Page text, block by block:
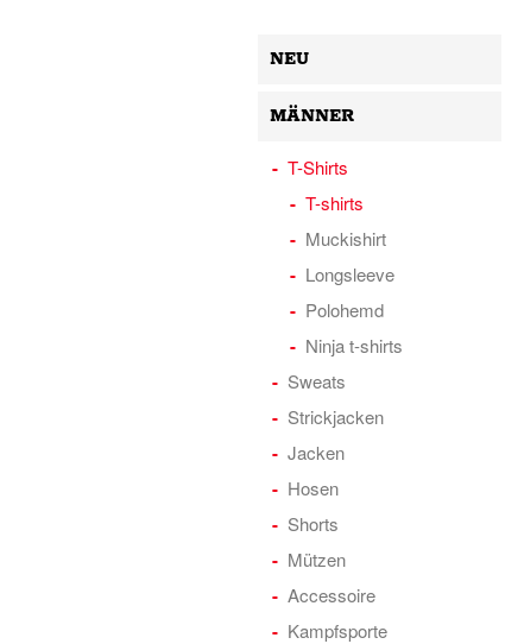
NEU
MÄNNER
T-Shirts
T-shirts
Muckishirt
Longsleeve
Polohemd
Ninja t-shirts
Sweats
Strickjacken
Jacken
Hosen
Shorts
Mützen
Accessoire
Kampfsporte